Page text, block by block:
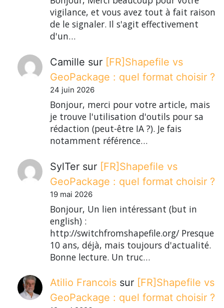
vigilance, et vous avez tout à fait raison
de le signaler. Il s'agit effectivement
d'un…
Camille sur [FR]Shapefile vs
GeoPackage : quel format choisir ?
24 juin 2026
Bonjour, merci pour votre article, mais
je trouve l'utilisation d'outils pour sa
rédaction (peut-être IA ?). Je fais
notamment référence…
SylTer sur [FR]Shapefile vs
GeoPackage : quel format choisir ?
19 mai 2026
Bonjour, Un lien intéressant (but in
english) :
http://switchfromshapefile.org/ Presque
10 ans, déjà, mais toujours d'actualité.
Bonne lecture. Un truc…
Atilio Francois sur
[FR]Shapefile vs
GeoPackage : quel format choisir ?